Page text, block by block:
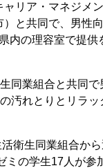
リア・マネジメ
と共同で、男性
内の理容室で提供
同業組合と共同
汚れとりとリラッ
衛生同業組合か
の学生17人が参